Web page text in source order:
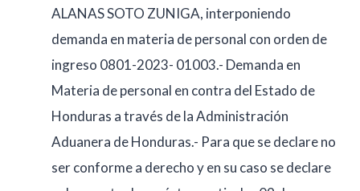
ALANAS SOTO ZUNIGA, interponiendo
demanda en materia de personal con orden de
ingreso 0801-2023- 01003.- Demanda en
Materia de personal en contra del Estado de
Honduras a través de la Administración
Aduanera de Honduras.- Para que se declare no
ser conforme a derecho y en su caso se declare